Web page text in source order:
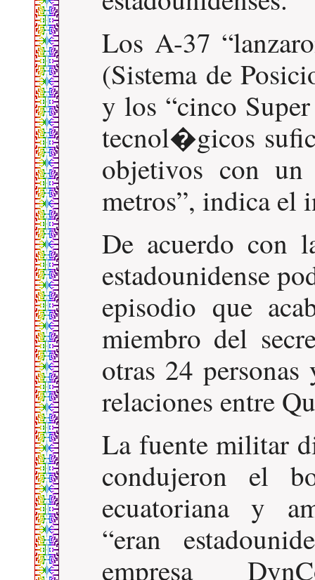
Los A-37
(Sistema de
y los cinco
tecnol�gicos
objetivos con
metros , indica el
De acuerdo con
estadounidense
episodio que
miembro del
otras 24
relaciones entre
La fuente militar
condujeron el
ecuatoriana y
eran
empresa